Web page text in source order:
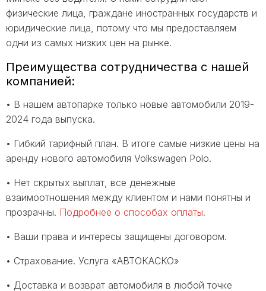
физические лица, граждане иностранных государств и
юридические лица, потому что мы предоставляем
одни из самых низких цен на рынке.
Преимущества сотрудничества с нашей
компанией:
• В нашем автопарке только новые автомобили 2019-
2024 года выпуска.
• Гибкий тарифный план. В итоге самые низкие цены на
аренду нового автомобиля Volkswagen Polo.
• Нет скрытых выплат, все денежные
взаимоотношения между клиентом и нами понятны и
прозрачны. Подробнее о способах оплаты.
• Ваши права и интересы защищены договором.
• Страхование. Услуга «АВТОКАСКО»
• Доставка и возврат автомобиля в любой точке